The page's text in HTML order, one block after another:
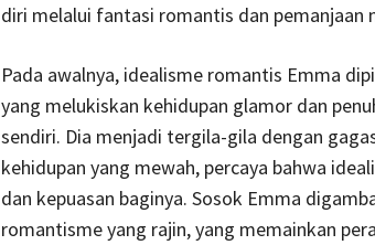
diri melalui fantasi romantis dan pemanjaan
Pada awalnya, idealisme romantis Emma
yang melukiskan kehidupan glamor dan
sendiri. Dia menjadi tergila-gila dengan
kehidupan yang mewah, percaya bahwa
dan kepuasan baginya. Sosok Emma
romantisme yang rajin, yang memainkan